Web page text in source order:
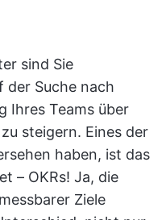
sind Sie
der Suche nach
Ihres Teams über
steigern. Eines der
haben, ist das
– OKRs! Ja, die
Ziele